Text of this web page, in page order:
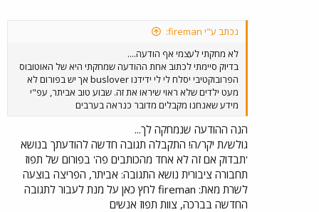
נכתב ע"י fireman:
לא מחקתי לעצמי אף הודעה....
בדיוק סיימתי לכתוב אחת ההודעה שמחקתי היא של האוטובוס
הפרובוקטיבי יסלח לי לי ידידנו buslover אך יש בפורום לא
מעט ילדים שלא ראוי שיראו את זה. שבוע טוב אביתר, עפ"י
מידע שאנחנו מקבלים מדובר כנראה בערבים
הנה ההודעה שנמחקה לך...
גולש/ת יקר/ה! התקבלה תגובה חדשה להודעתך בנושא
'תבדוק אם זה לא אחד מהכותבים פה' בפורום של תפוז
תחבורה ציבורית נושא התגובה: אביתר, הפריצה בוצעה
לשרת מאת: fireman לחץ כאן על מנת לעבור לתגובה
החדשה בברכה, צוות תפוז אנשים